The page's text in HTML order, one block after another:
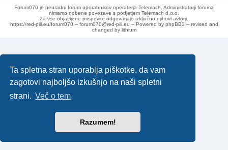
Ta spletna stran uporablja piškotke, da vam
zagotovi najboljšo izkušnjo na naši spletni
strani. Več o tem
Razumem!
Forum070 je neuradni forum uporabnikov operaterja Telemach. Administratorji foruma
nimamo nobene povezave s podjetjem Telemach d.o.o.
Za vse objavljene prispevke odgovarjajo izključno njihovi avtorji.
https://red-pill.eu/forum070 -- forum070@red-pill.eu -- Powered by phpBB3 -- revised and
changed by lithium